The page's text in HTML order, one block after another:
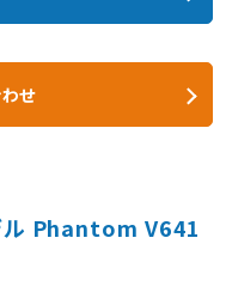
せ
ル Phantom V641